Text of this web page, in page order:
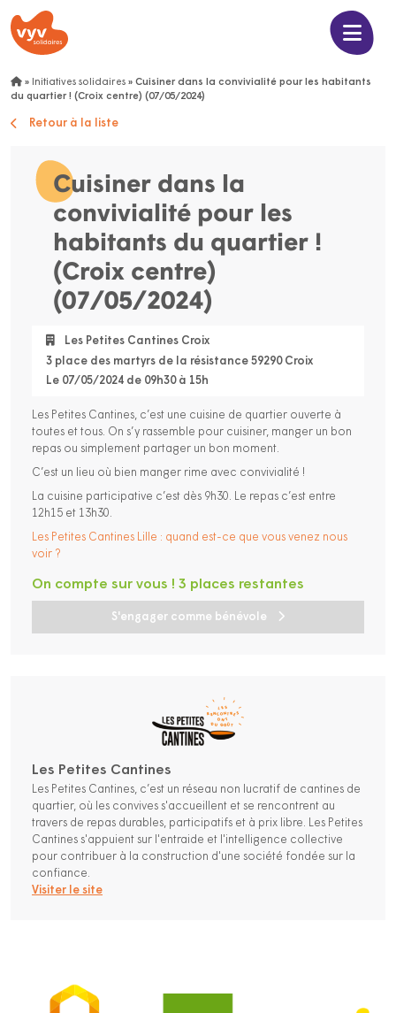
» Initiatives solidaires » Cuisiner dans la convivialité pour les habitants
du quartier ! (Croix centre) (07/05/2024)
Retour à la liste
Cuisiner dans la
convivialité pour les
habitants du quartier !
(Croix centre)
(07/05/2024)
Les Petites Cantines Croix
3 place des martyrs de la résistance 59290 Croix
Le 07/05/2024 de 09h30 à 15h
Les Petites Cantines, c’est une cuisine de quartier ouverte à
toutes et tous. On s’y rassemble pour cuisiner, manger un bon
repas ou simplement partager un bon moment.
C’est un lieu où bien manger rime avec convivialité !
La cuisine participative c’est dès 9h30. Le repas c’est entre
12h15 et 13h30.
Les Petites Cantines Lille : quand est-ce que vous venez nous
voir ?
S'engager comme bénévole
On compte sur vous ! 3 places restantes
Les Petites Cantines
Les Petites Cantines, c’est un réseau non lucratif de cantines de
quartier, où les convives s'accueillent et se rencontrent au
travers de repas durables, participatifs et à prix libre. Les Petites
Cantines s'appuient sur l'entraide et l'intelligence collective
pour contribuer à la construction d'une société fondée sur la
confiance.
Visiter le site